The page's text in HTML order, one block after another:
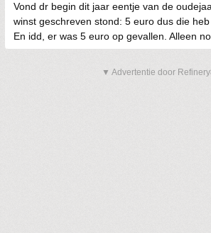
Vond dr begin dit jaar eentje van de
winst geschreven stond: 5 euro dus die
En idd, er was 5 euro op gevallen. Alleen
▼ Advertentie door